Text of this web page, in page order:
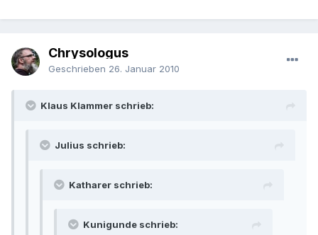
Chrysologus
Geschrieben 26. Januar 2010
Klaus Klammer schrieb:
Julius schrieb:
Katharer schrieb:
Kunigunde schrieb: